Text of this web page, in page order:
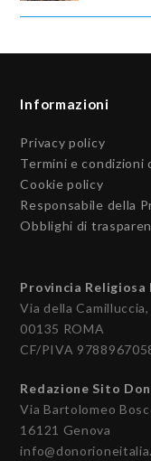
Informazioni
Privacy policy
Termini e condizioni
Cookie policy
Responsabile della
Obblighi di
Provincia
Via della
00135 ROMA
CF/PIVA
Redazione Sito
Via Bartolomeo
16121 Genova